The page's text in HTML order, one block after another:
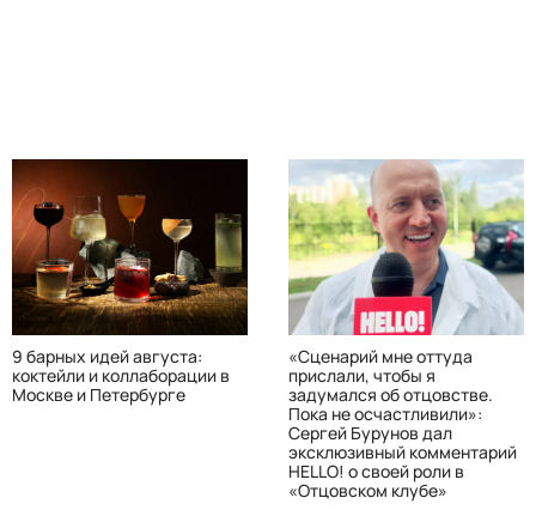
9 барных идей августа:
коктейли и коллаборации в
Москве и Петербурге
«Сценарий мне оттуда
прислали, чтобы я
задумался об отцовстве.
Пока не осчастливили»:
Сергей Бурунов дал
эксклюзивный комментарий
HELLO! о своей роли в
«Отцовском клубе»